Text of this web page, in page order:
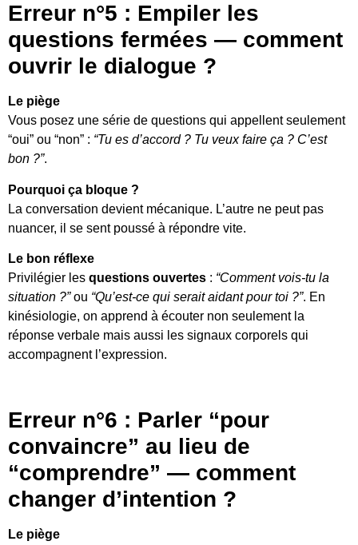
Erreur n°5 : Empiler les
questions fermées — comment
ouvrir le dialogue ?
Le piège
Vous posez une série de questions qui appellent seulement
“oui” ou “non” : “Tu es d’accord ? Tu veux faire ça ? C’est
bon ?”.
Pourquoi ça bloque ?
La conversation devient mécanique. L’autre ne peut pas
nuancer, il se sent poussé à répondre vite.
Le bon réflexe
Privilégier les questions ouvertes : “Comment vois-tu la
situation ?”ou “Qu’est-ce qui serait aidant pour toi ?”. En
kinésiologie, on apprend à écouter non seulement la
réponse verbale mais aussi les signaux corporels qui
accompagnent l’expression.
Erreur n°6 : Parler “pour
convaincre” au lieu de
“comprendre” — comment
changer d’intention ?
Le piège